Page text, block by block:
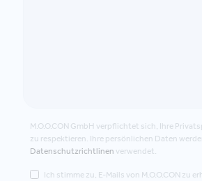
M.O.O.CON GmbH verpflichtet sich, Ihre
zu respektieren. Ihre persönlichen Daten
Datenschutzrichtlinen verwendet.
Ich stimme zu, E-Mails von M.O.O.CON zu